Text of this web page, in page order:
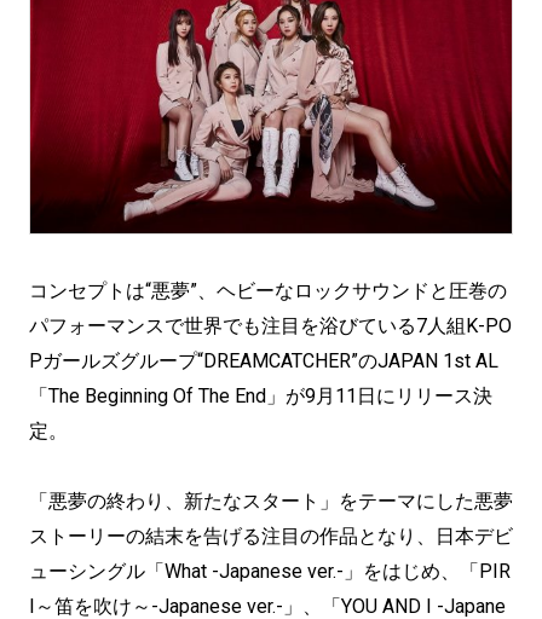
コンセプトは“悪夢”、ヘビーなロックサウンドと圧巻の
パフォーマンスで世界でも注目を浴びている7人組K-PO
Pガールズグループ“DREAMCATCHER”のJAPAN 1st AL
「The Beginning Of The End」が9月11日にリリース決
定。
「悪夢の終わり、新たなスタート」をテーマにした悪夢
ストーリーの結末を告げる注目の作品となり、日本デビ
ューシングル「What -Japanese ver.-」をはじめ、「PIR
I～笛を吹け～-Japanese ver.-」、「YOU AND I -Japane